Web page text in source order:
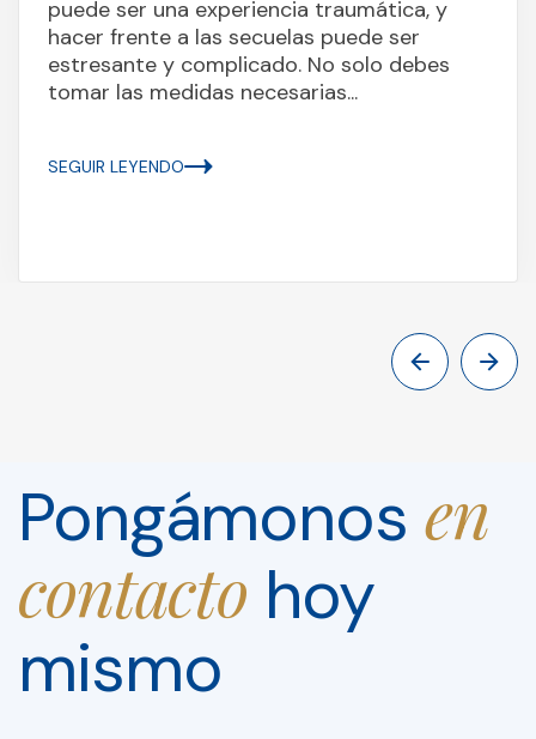
puede ser una experiencia traumática, y
hacer frente a las secuelas puede ser
estresante y complicado. No solo debes
tomar las medidas necesarias...
SEGUIR LEYENDO
Pongámonos en
contacto hoy
mismo